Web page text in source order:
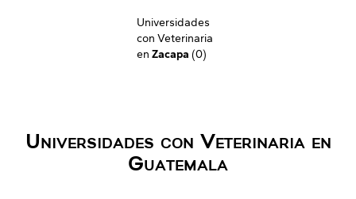
Universidades
con Veterinaria
en Zacapa (0)
Universidades con Veterinaria en
Guatemala